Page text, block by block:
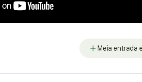
Meia entrada